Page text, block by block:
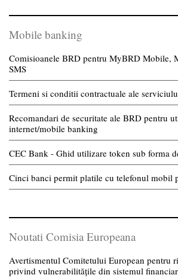
Mobile banking
Comisioanele BRD pentru MyBRD Mobile,
SMS
Termeni si conditii contractuale ale
Recomandari de securitate ale BRD pentru
internet/mobile banking
CEC Bank - Ghid utilizare token sub forma
Cinci banci permit platile cu telefonul mobil
Noutati Comisia Europeana
Avertismentul Comitetului European pentru
privind vulnerabilitățile din sistemul